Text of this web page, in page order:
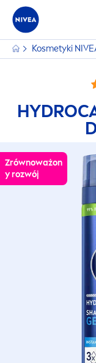
Kosmetyki
HYDRO
Zrównoważon
y rozwój